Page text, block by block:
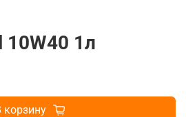
10W40 1л
корзину